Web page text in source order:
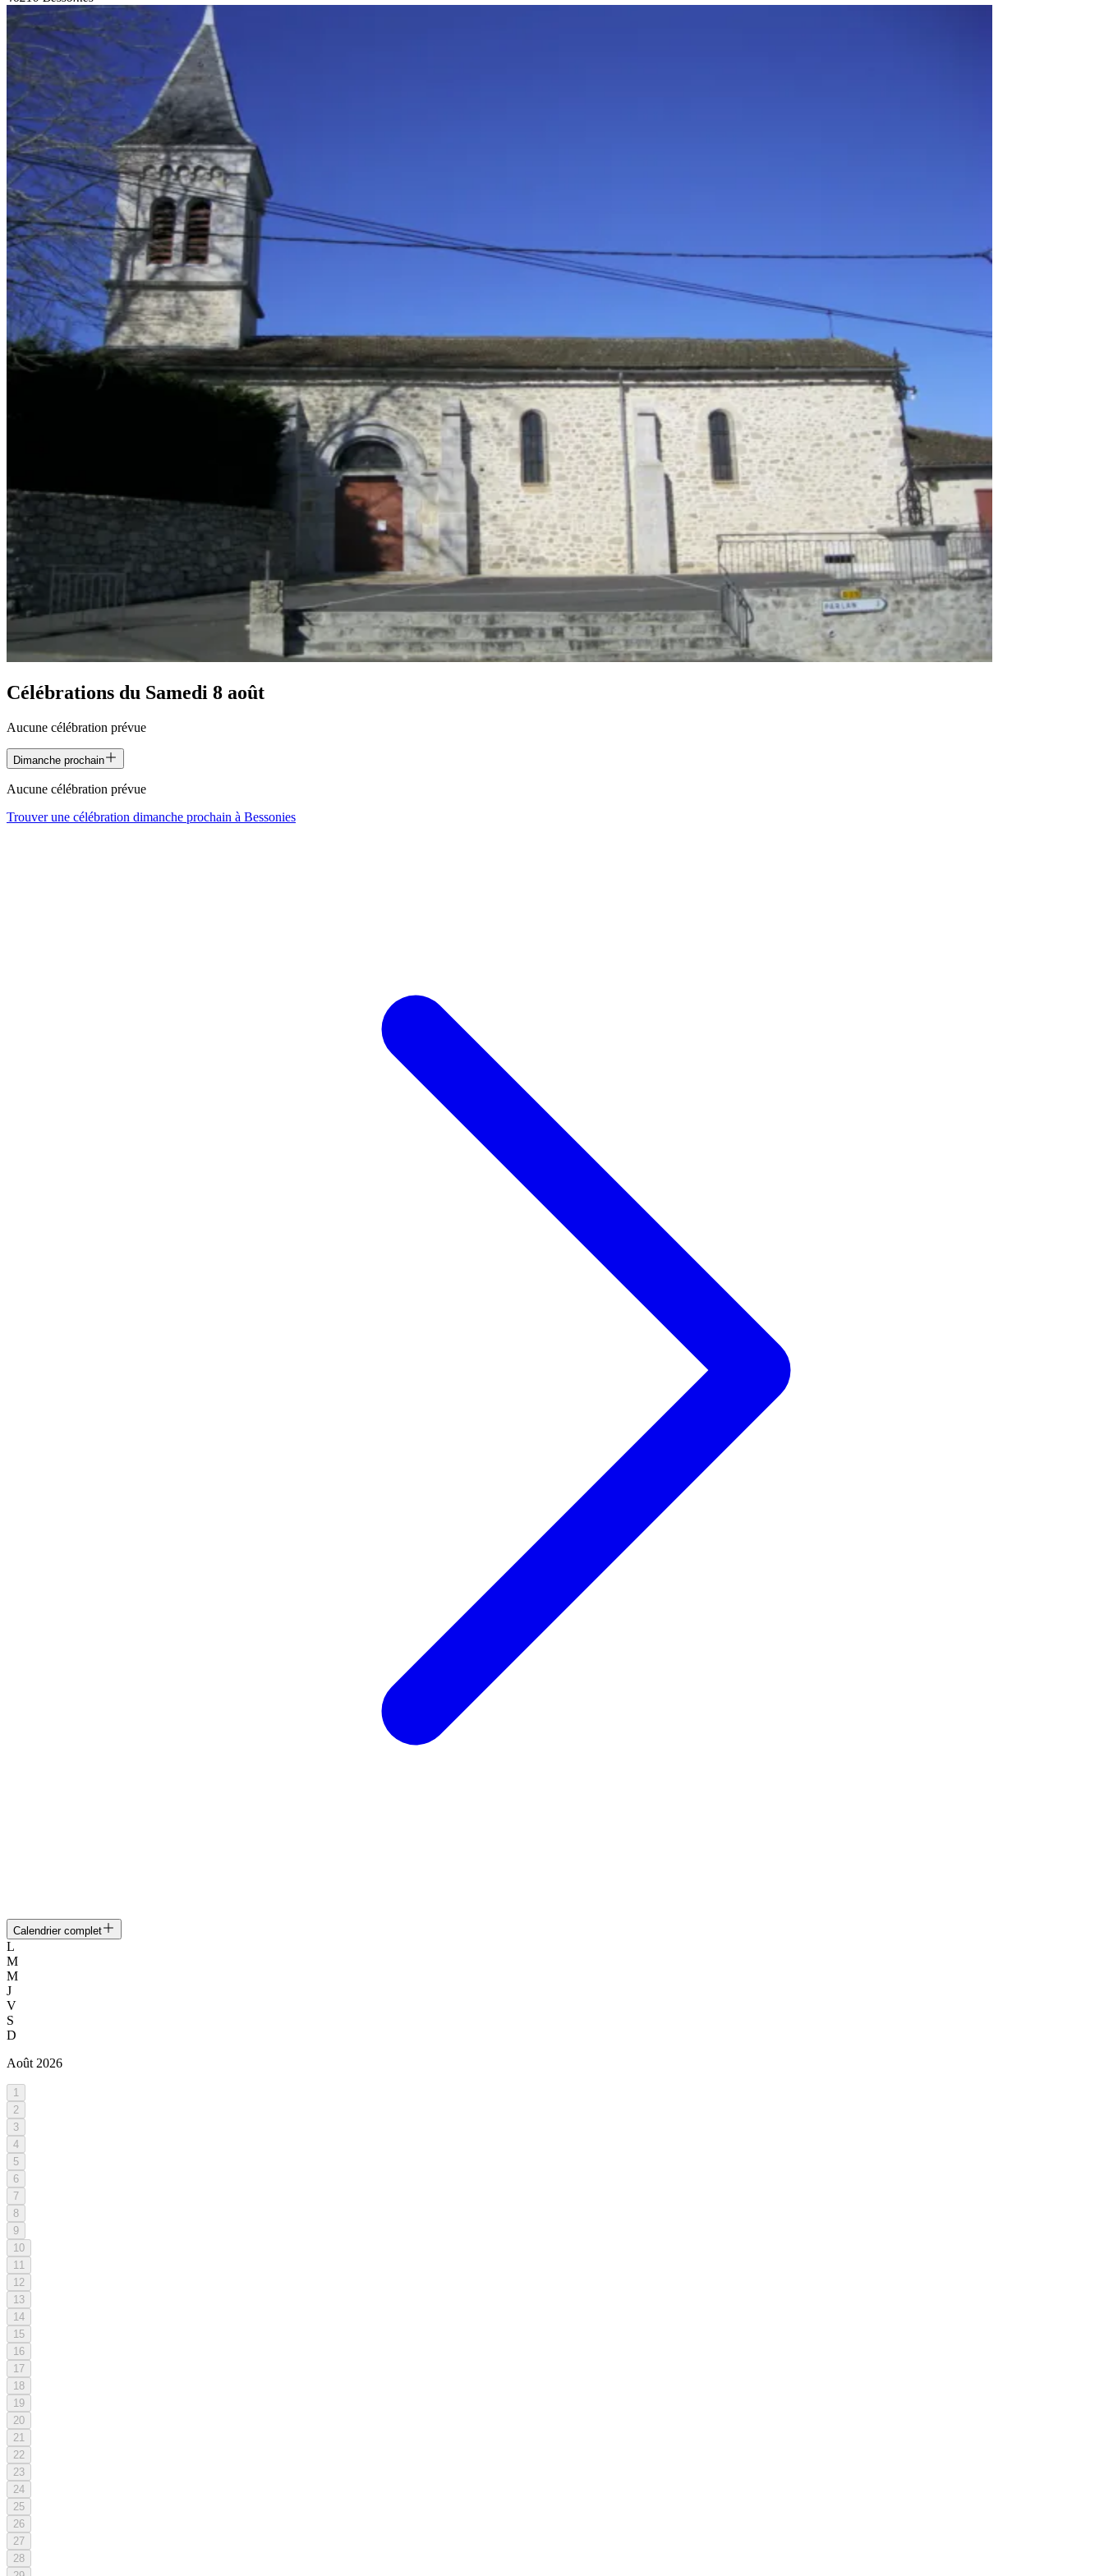
Célébrations du Samedi 8 août
Aucune célébration prévue
Dimanche prochain
Aucune célébration prévue
Trouver une célébration dimanche prochain à Bessonies
Calendrier complet
L
M
M
J
V
S
D
Août 2026
1
2
3
4
5
6
7
8
9
10
11
12
13
14
15
16
17
18
19
20
21
22
23
24
25
26
27
28